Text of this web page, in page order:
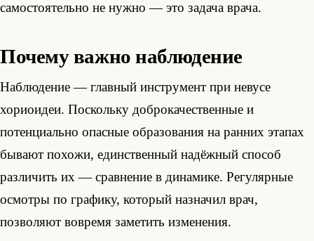
самостоятельно не нужно — это задача врача.
Почему важно наблюдение
Наблюдение — главный инструмент при невусе
хориоидеи. Поскольку доброкачественные и
потенциально опасные образования на ранних этапах
бывают похожи, единственный надёжный способ
различить их — сравнение в динамике. Регулярные
осмотры по графику, который назначил врач,
позволяют вовремя заметить изменения.